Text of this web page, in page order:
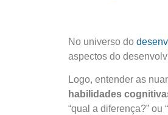
No universo do
aspectos do
Logo, entender as
habilidades
“qual a diferença?”